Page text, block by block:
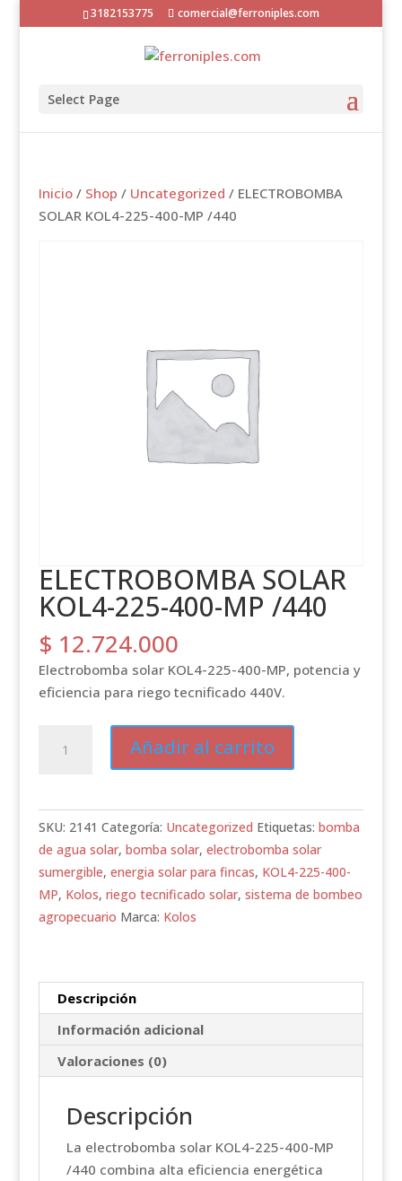
3182153775 comercial@ferroniples.com
Select Page
Inicio/ Shop / Uncategorized / ELECTROBOMBA
SOLAR KOL4-225-400-MP /440
ELECTROBOMBA SOLAR
KOL4-225-400-MP /440
$ 12.724.000
Electrobomba solar KOL4-225-400-MP, potencia y
eficiencia para riego tecnificado 440V.
SOLAR
400-
MP
/440
cantidad
Añadir al carrito
SKU: 2141 Categoría: Uncategorized Etiquetas: bomba
de agua solar, bomba solar, electrobomba solar
sumergible, energia solar para fincas, KOL4-225-400-
MP, Kolos, riego tecnificado solar, sistema de bombeo
agropecuario Marca: Kolos
Descripción
Información adicional
Valoraciones (0)
Descripción
La electrobomba solar KOL4-225-400-MP
/440 combina alta eficiencia energética